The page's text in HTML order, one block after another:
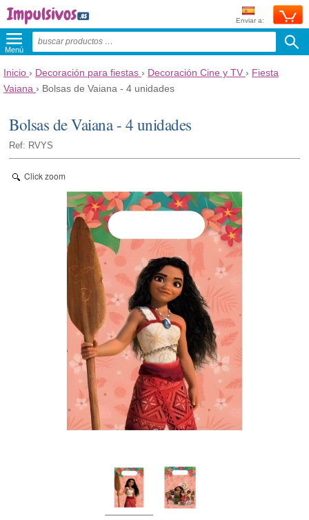
Enviar a:
Menú
Inicio › Decoración para fiestas › Decoración Cine y TV › Fiesta
Vaiana › Bolsas de Vaiana - 4 unidades
Bolsas de Vaiana - 4 unidades
Ref: RVYS
Click zoom